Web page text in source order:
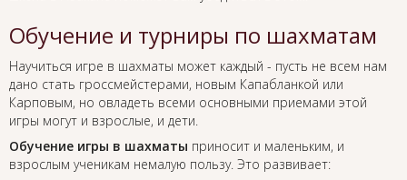
Обучение и турниры по шахматам
Научиться игре в шахматы может каждый - пусть не всем нам
дано стать гроссмейстерами, новым Капабланкой или
Карповым, но овладеть всеми основными приемами этой
игры могут и взрослые, и дети.
Обучение игры в шахматы приносит и маленьким, и
взрослым ученикам немалую пользу. Это развивает: